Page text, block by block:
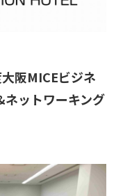
阪MICEビジネ
ットワーキング